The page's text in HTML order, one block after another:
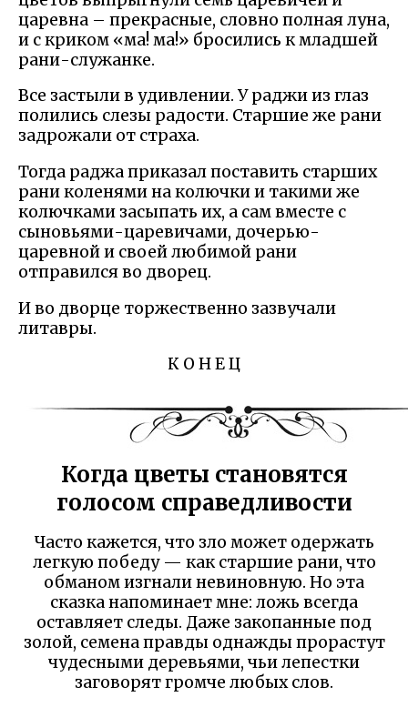
царевна – прекрасные, словно полная луна,
и с криком «ма! ма!» бросились к младшей
рани-служанке.
Все застыли в удивлении. У раджи из глаз
полились слезы радости. Старшие же рани
задрожали от страха.
Тогда раджа приказал поставить старших
рани коленями на колючки и такими же
колючками засыпать их, а сам вместе с
сыновьями-царевичами, дочерью-
царевной и своей любимой рани
отправился во дворец.
И во дворце торжественно зазвучали
литавры.
К О Н Е Ц
Когда цветы становятся
голосом справедливости
Часто кажется, что зло может одержать
легкую победу — как старшие рани, что
обманом изгнали невиновную. Но эта
сказка напоминает мне: ложь всегда
оставляет следы. Даже закопанные под
золой, семена правды однажды прорастут
чудесными деревьями, чьи лепестки
заговорят громче любых слов.